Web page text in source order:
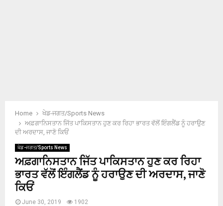
Home
ਖੇਡ-ਜਗਤ/Sports News
ਅਫ਼ਗਾਨਿਸਤਾਨ ਜਿੱਤ ਪਾਕਿਸਤਾਨ ਹੁਣ ਕਰ ਰਿਹਾ ਭਾਰਤ ਵੱਲੋਂ ਇੰਗਲੈਂਡ ਨੂੰ ਹਰਾਉਣ
ਦੀ ਅਰਦਾਸ, ਜਾਣੋ ਕਿਓਂ
ਖੇਡ-ਜਗਤ/Sports News
ਅਫ਼ਗਾਨਿਸਤਾਨ ਜਿੱਤ ਪਾਕਿਸਤਾਨ ਹੁਣ ਕਰ ਰਿਹਾ
ਭਾਰਤ ਵੱਲੋਂ ਇੰਗਲੈਂਡ ਨੂੰ ਹਰਾਉਣ ਦੀ ਅਰਦਾਸ, ਜਾਣੋ
ਕਿਓਂ
June 30, 2019 1902